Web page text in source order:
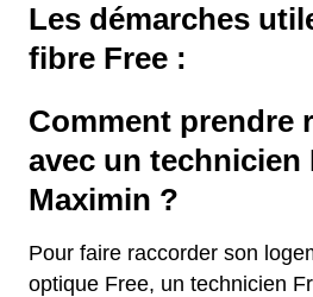
Les démarches
fibre Free :
Comment prendre
avec un technicien
Maximin ?
Pour faire raccorder son
optique Free, un technicien